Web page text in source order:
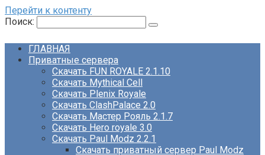
Перейти к контенту
Поиск:
ГЛАВНАЯ
Приватные сервера
Скачать FUN ROYALE 2.1.10
Скачать Mythical Cell
Скачать Plenix Royale
Скачать ClashPalace 2.0
Скачать Мастер Рояль 2.1.7
Скачать Hero royale 3.0
Скачать Paul Modz 2.2.1
Скачать приватный сервер Paul Modz